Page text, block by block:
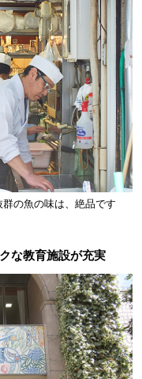
の魚の味は、絶品です
な教育施設が充実